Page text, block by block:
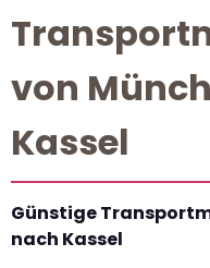
von
Kassel
Günstige
nach Kassel